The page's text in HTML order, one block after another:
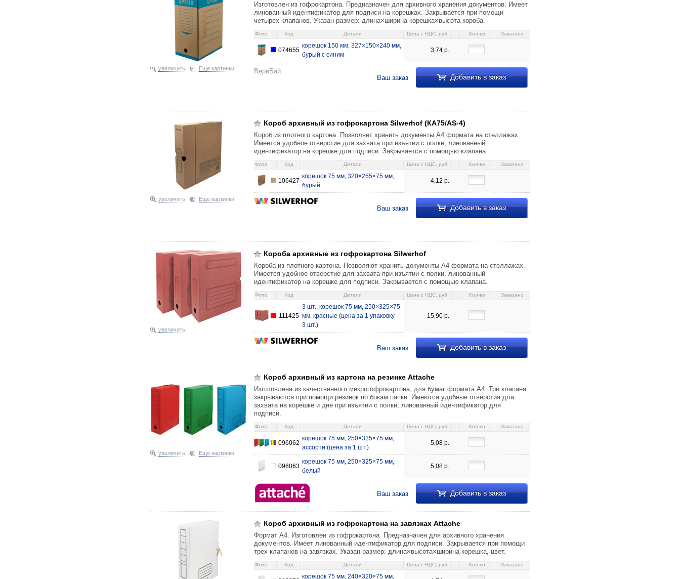
увеличить Еще картинки
Изготовлен из гофрокартона. Предназначен для архивного хранения документов. Имеет
линованный идентификатор для подписи на корешках. Закрывается при помощи
четырех клапанов. Указан размер: длина×ширина корешка×высота короба.
Фото Код Детали Цена c НДС, руб. Кол-во Заказано
074655
корешок 150 мм, 327×150×240 мм,
бурый с синим
3,74 р.
ВериБай
Ваш заказ
Добавить в заказ
увеличить Еще картинки
Короб архивный из гофрокартона Silwerhof (КА75/AS-4)
Короб из плотного картона. Позволяет хранить документы А4 формата на стеллажах.
Имеется удобное отверстие для захвата при изъятии с полки, линованный
идентификатор на корешке для подписи. Закрывается с помощью клапана.
Фото Код Детали Цена c НДС, руб. Кол-во Заказано
106427
корешок 75 мм, 320×255×75 мм,
бурый
4,12 р.
Ваш заказ Добавить в заказ
увеличить
Короба архивные из гофрокартона Silwerhof
Короба из плотного картона. Позволяют хранить документы А4 формата на стеллажах.
Имеется удобное отверстие для захвата при изъятии с полки, линованный
идентификатор на корешке для подписи. Закрывается с помощью клапана.
Фото Код Детали Цена c НДС, руб. Кол-во Заказано
111425
3 шт., корешок 75 мм, 250×325×75
мм, красные (цена за 1 упаковку -
3 шт.)
15,90 р.
Ваш заказ Добавить в заказ
увеличить Еще картинки
Короб архивный из картона на резинке Attache
Изготовлена из качественного микрогофрокартона, для бумаг формата А4. Три клапана
закрываются при помощи резинок по бокам папки. Имеются удобные отверстия для
захвата на корешке и дне при изъятии с полки, линованный идентификатор для
подписи.
Фото Код Детали Цена c НДС, руб. Кол-во Заказано
096062
корешок 75 мм, 250×325×75 мм,
ассорти (цена за 1 шт.)
5,08 р.
096063
корешок 75 мм, 250×325×75 мм,
белый
5,08 р.
Ваш заказ Добавить в заказ
Короб архивный из гофрокартона на завязках Attache
Формат А4. Изготовлен из гофрокартона. Предназначен для архивного хранения
документов. Имеет линованный идентификатор для подписи. Закрывается при помощи
трех клапанов на завязках. Указан размер: длина×высота×ширина корешка, цвет.
Фото Код Детали Цена c НДС, руб. Кол-во Заказано
корешок 75 мм, 240×320×75 мм,